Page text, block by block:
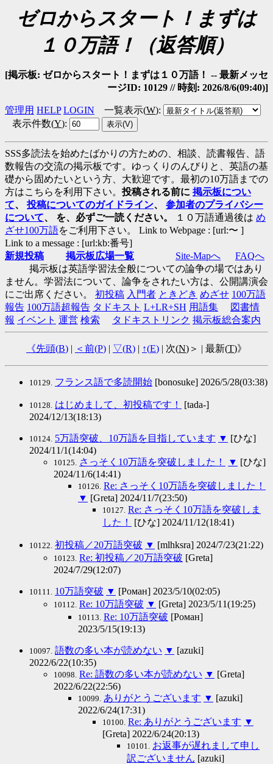
ゼロからスタート！まずは
１０万語！（返答順）
[掲示板: ゼロからスタート！まずは１０万語！ -- 最新メッセ
ージID: 10129 // 時刻: 2026/8/6(09:40)]
管理用 HELP LOGIN 一覧表示(W):
表示件数(Y):
SSS多読法を始めたばかりの方ための、相談、読書報告、語
数報告の交流の掲示板です。ゆっくりのんびりと、英語の基
礎から固めたいという方、大歓迎です。最初の10万語までの
方はこちらを利用下さい。 投稿される前に 掲示板につい
て、 投稿についてのガイドライン、 参加者のプライバシー
について、 を、必ずご一読ください。 １０万語通過後は め
ざせ100万語をご利用下さい。 Link to Webpage : [url:〜 ]
Link to a message : [url:kb:番号]
新規投稿
掲示板広場一覧 Site-Mapへ
FAQへ
掲示板は英語学習法全般についての論争の場ではあり
ません。学習法について、論争をされたい方は、公開講演会
にご出席ください。 初投稿 入門者 ときどき めざせ 100万語
報告 100万語超報告 タドキスト L+LR+SH 用語集
図書情
報 イベント 運営 検索 タドキストリンク 掲示板総合案内
《先頭(B) | ＜前(P) | ▽(R) | ↑(E) | 次(N)＞ | 最新(T)》
10129. フランス語で多読開始 [bonosuke] 2026/5/28(03:38)
10128. はじめまして、初投稿です！
[tada-]
2024/12/13(18:13)
10124. 5万語突破、10万語を目指しています ▼ [ひな]
2024/11/1(14:04)
10125. さっそく10万語を突破しました！ ▼ [ひな]
2024/11/6(14:41)
10126. Re: さっそく10万語を突破しました！
▼ [Greta] 2024/11/7(23:50)
10127. Re: さっそく10万語を突破しま
した！
[ひな] 2024/11/12(18:41)
10122. 初投稿／20万語突破 ▼ [mlhksra] 2024/7/23(21:22)
10123. Re: 初投稿／20万語突破 [Greta]
2024/7/29(12:07)
10111. 10万語突破 ▼ [Роман] 2023/5/10(02:05)
10112. Re: 10万語突破 ▼ [Greta] 2023/5/11(19:25)
10113. Re: 10万語突破 [Роман]
2023/5/15(19:13)
10097. 語数の多い本が読めない ▼ [azuki]
2022/6/22(10:35)
10098. Re: 語数の多い本が読めない ▼ [Greta]
2022/6/22(22:56)
10099. ありがとうございます ▼ [azuki]
2022/6/24(17:31)
10100. Re: ありがとうございます ▼
[Greta] 2022/6/24(20:13)
10101.
お返事が遅れまして申し
訳ございません [azuki]